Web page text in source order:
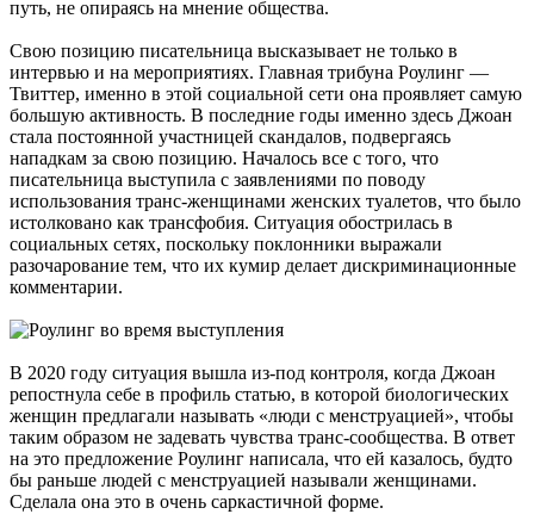
путь, не опираясь на мнение общества.
Свою позицию писательница высказывает не только в
интервью и на мероприятиях. Главная трибуна Роулинг —
Твиттер, именно в этой социальной сети она проявляет самую
большую активность. В последние годы именно здесь Джоан
стала постоянной участницей скандалов, подвергаясь
нападкам за свою позицию. Началось все с того, что
писательница выступила с заявлениями по поводу
использования транс-женщинами женских туалетов, что было
истолковано как трансфобия. Ситуация обострилась в
социальных сетях, поскольку поклонники выражали
разочарование тем, что их кумир делает дискриминационные
комментарии.
В 2020 году ситуация вышла из-под контроля, когда Джоан
репостнула себе в профиль статью, в которой биологических
женщин предлагали называть «люди с менструацией», чтобы
таким образом не задевать чувства транс-сообщества. В ответ
на это предложение Роулинг написала, что ей казалось, будто
бы раньше людей с менструацией называли женщинами.
Сделала она это в очень саркастичной форме.